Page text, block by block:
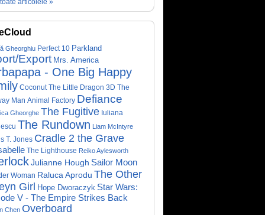
articolele »
Gheorghiu Perfect 10 Parkland
Export Mrs. America
- One Big Happy
Coconut The Little Dragon 3D The
Man Animal Factory Defiance
Gheorghe The Fugitive Iuliana
The Rundown Liam McIntyre
T. Jones Cradle 2 the Grave
The Lighthouse Reiko Aylesworth
Julianne Hough Sailor Moon
Woman Raluca Aprodu The Other
Girl
Hope Dworaczyk Star Wars:
V - The Empire Strikes Back
Chen Overboard